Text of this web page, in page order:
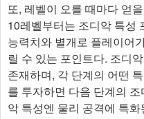
또, 레벨이 오를 때마다 얻
10레벨부터는 조디악 특성
능력치와 별개로 플레이어
릴 수 있는 포인트다. 조디
존재하며, 각 단계의 어떤
를 투자하면 다음 단계의
악 특성엔 물리 공격에 특